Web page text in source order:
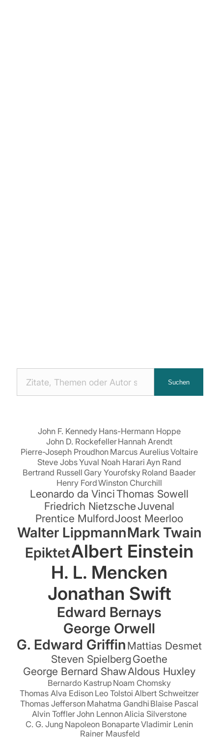
Suchen
John F. Kennedy Hans-Hermann Hoppe
John D. RockefellerHannah Arendt
Pierre-Joseph Proudhon Marcus AureliusVoltaire
Steve JobsYuval Noah Harari Ayn Rand
Bertrand Russell Gary Yourofsky Roland Baader
Henry FordWinston Churchill
Leonardo da VinciThomas Sowell
Friedrich NietzscheJuvenal
Prentice MulfordJoost Meerloo
Walter LippmannMark Twain
EpiktetAlbert Einstein
H. L. Mencken
Jonathan Swift
Edward Bernays
George Orwell
G. Edward GriffinMattias Desmet
Steven SpielbergGoethe
George Bernard ShawAldous Huxley
Bernardo Kastrup Noam Chomsky
Thomas Alva Edison Leo Tolstoi Albert Schweitzer
Thomas Jefferson Mahatma Gandhi Blaise Pascal
Alvin TofflerJohn LennonAlicia Silverstone
C. G. Jung Napoleon BonaparteVladimir Lenin
Rainer Mausfeld